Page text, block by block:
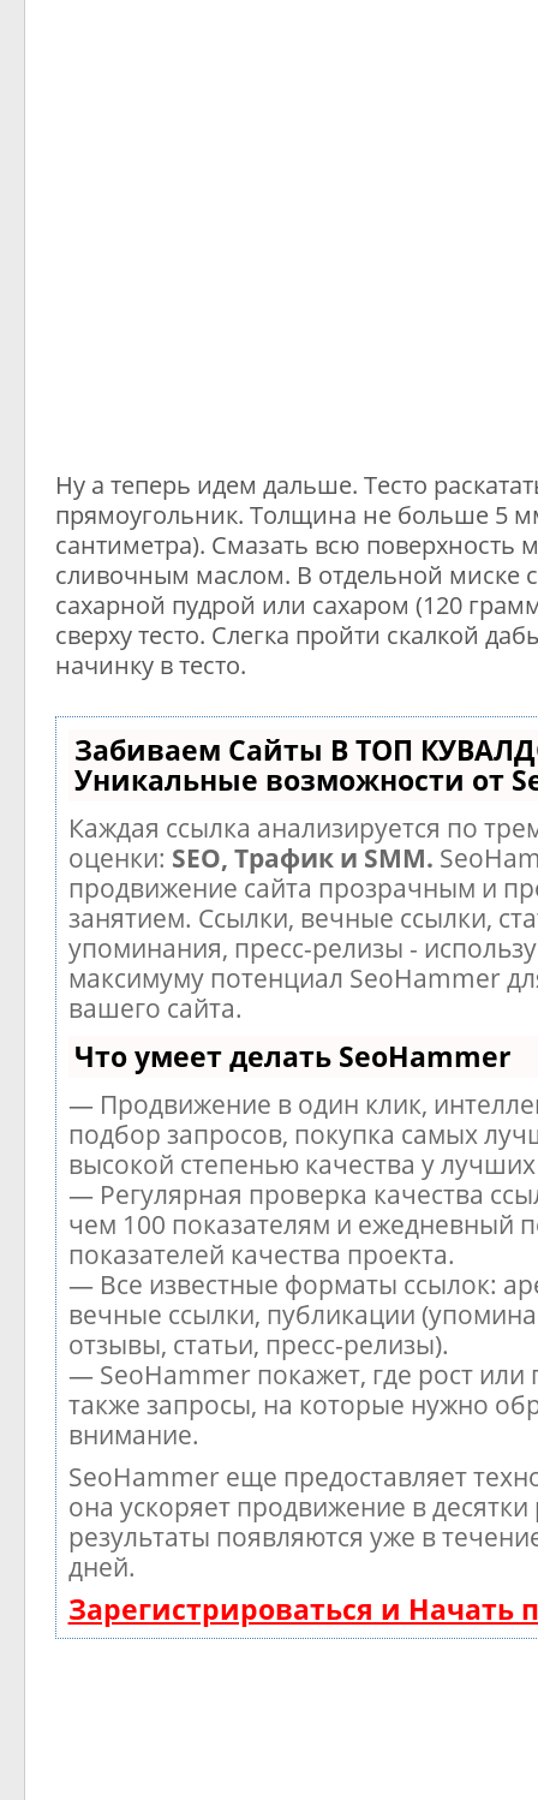
Ну а теперь идем дальше. Тесто
прямоугольник. Толщина не больше 5
сантиметра). Смазать всю поверхность
сливочным маслом. В отдельной миске
сахарной пудрой или сахаром (120
сверху тесто. Слегка пройти скалкой
начинку в тесто.
Забиваем Сайты В ТОП
Уникальные возможности от
Каждая ссылка анализируется по
оценки: SEO, Трафик и SMM.
продвижение сайта прозрачным и
занятием. Ссылки, вечные ссылки,
упоминания, пресс-релизы -
максимуму потенциал SeoHammer
вашего сайта.
Что умеет делать SeoHammer
— Продвижение в один клик,
подбор запросов, покупка самых
высокой степенью качества у
— Регулярная проверка качества
чем 100 показателям и ежедневный
показателей качества проекта.
— Все известные форматы ссылок:
вечные ссылки, публикации
отзывы, статьи, пресс-релизы).
— SeoHammer покажет, где рост или
также запросы, на которые нужно
внимание.
SeoHammer еще предоставляет
она ускоряет продвижение в
результаты появляются уже в
дней.
Зарегистрироваться и Начать